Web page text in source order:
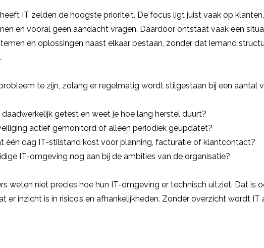
IT zelden de hoogste prioriteit. De focus ligt juist vaak op
en vooral geen aandacht vragen. Daardoor ontstaat vaak een
en oplossingen naast elkaar bestaan, zonder dat iemand
te zijn, zolang er regelmatig wordt stilgestaan bij een aantal
getest en weet je hoe lang herstel duurt?
actief gemonitord of alleen periodiek geüpdatet?
één dag IT-stilstand kost voor planning, facturatie of klantcontact?
IT-omgeving nog aan bij de ambities van de organisatie?
weten niet precies hoe hun IT-omgeving er technisch uitziet. Dat is
er inzicht is in risico’s en afhankelijkheden. Zonder overzicht wordt